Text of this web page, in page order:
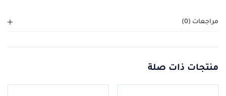
مراجعات (0)
منتجات ذات صلة